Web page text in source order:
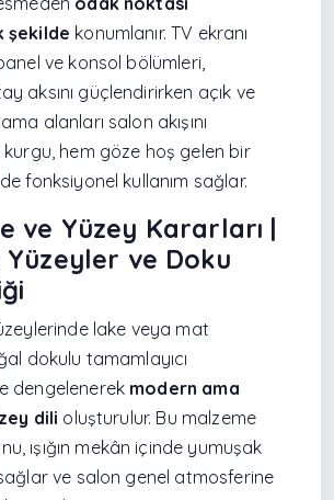
şekilde konumlanır. TV ekranı
ve konsol bölümleri,
aksını güçlendirirken açık ve
alanları salon akışını
kurgu, hem göze hoş gelen bir
fonksiyonel kullanım sağlar.
ve Yüzey Kararları |
ve Doku
lake veya mat
dokulu tamamlayıcı
dengelenerek modern ama
dili oluşturulur. Bu malzeme
ışığın mekân içinde yumuşak
sağlar ve salon genel atmosferine